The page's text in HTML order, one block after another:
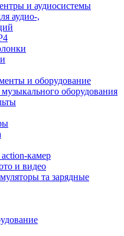
и аудиосистемы
аудио-,
и оборудование
оборудования
камер
и видео
та зарядные